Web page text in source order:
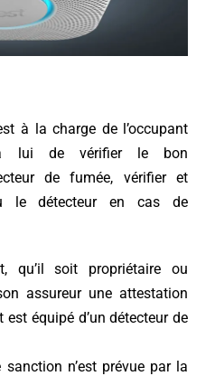
à la charge de l’occupant
à lui de vérifier le bon
de fumée, vérifier et
le détecteur en cas de
qu’il soit propriétaire ou
assureur une attestation
équipé d’un détecteur de
sanction n’est prévue par la